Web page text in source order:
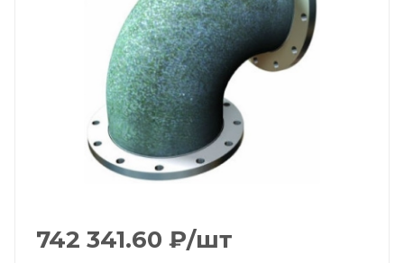
742 341.60 ₽/шт